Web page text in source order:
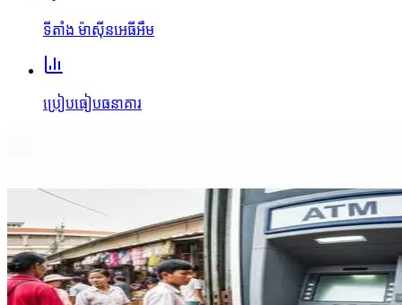
ទីតាំង ម៉ាស៊ីនអេធីអឹម
ប្រៀបធៀបធនាគារ